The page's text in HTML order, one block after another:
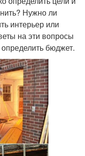
Нужно ли
интерьер или
на эти вопросы
бюджет.